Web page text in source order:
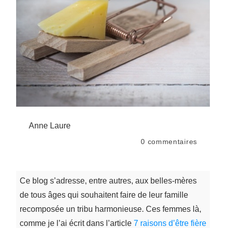
Anne Laure
0 commentaires
Ce blog s’adresse, entre autres, aux belles-mères
de tous âges qui souhaitent faire de leur famille
recomposée un tribu harmonieuse. Ces femmes là,
comme je l’ai écrit dans l’article 7 raisons d’être fière